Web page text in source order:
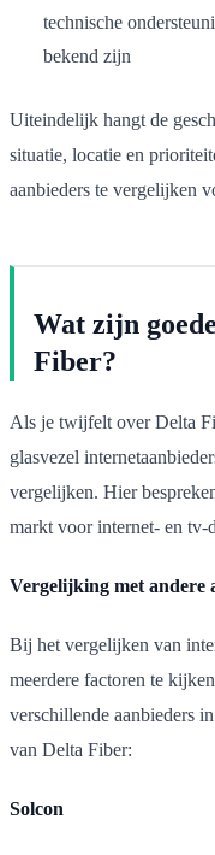
technische
bekend zijn
Uiteindelijk hangt de
situatie, locatie en
aanbieders te vergelijken
Wat zijn
Fiber?
Als je twijfelt over Delta
glasvezel
vergelijken. Hier
markt voor internet- en tv-
Vergelijking met andere
Bij het vergelijken van
meerdere factoren te
verschillende aanbieders
van Delta Fiber:
Solcon